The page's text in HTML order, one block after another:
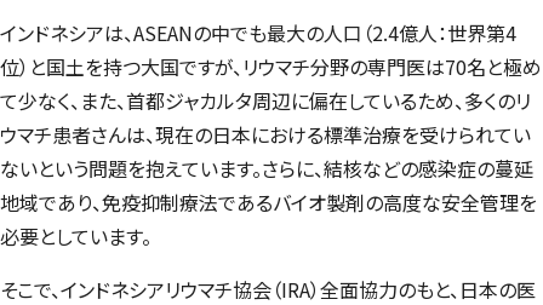
インドネシアは、ASEANの中でも最大の人口（2.4億人：世界第4
位）と国土を持つ大国ですが、リウマチ分野の専門医は70名と極め
て少なく、また、首都ジャカルタ周辺に偏在しているため、多くのリ
ウマチ患者さんは、現在の日本における標準治療を受けられてい
ないという問題を抱えています。さらに、結核などの感染症の蔓延
地域であり、免疫抑制療法であるバイオ製剤の高度な安全管理を
必要としています。
そこで、インドネシアリウマチ協会（IRA）全面協力のもと、日本の医